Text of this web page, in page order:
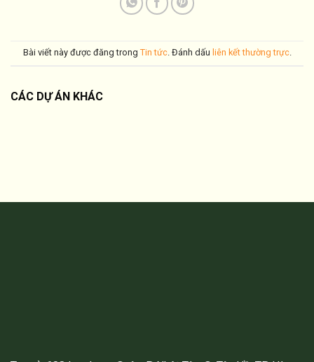
Bài viết này được đăng trong Tin tức. Đánh dấu liên kết thường trực.
CÁC DỰ ÁN KHÁC